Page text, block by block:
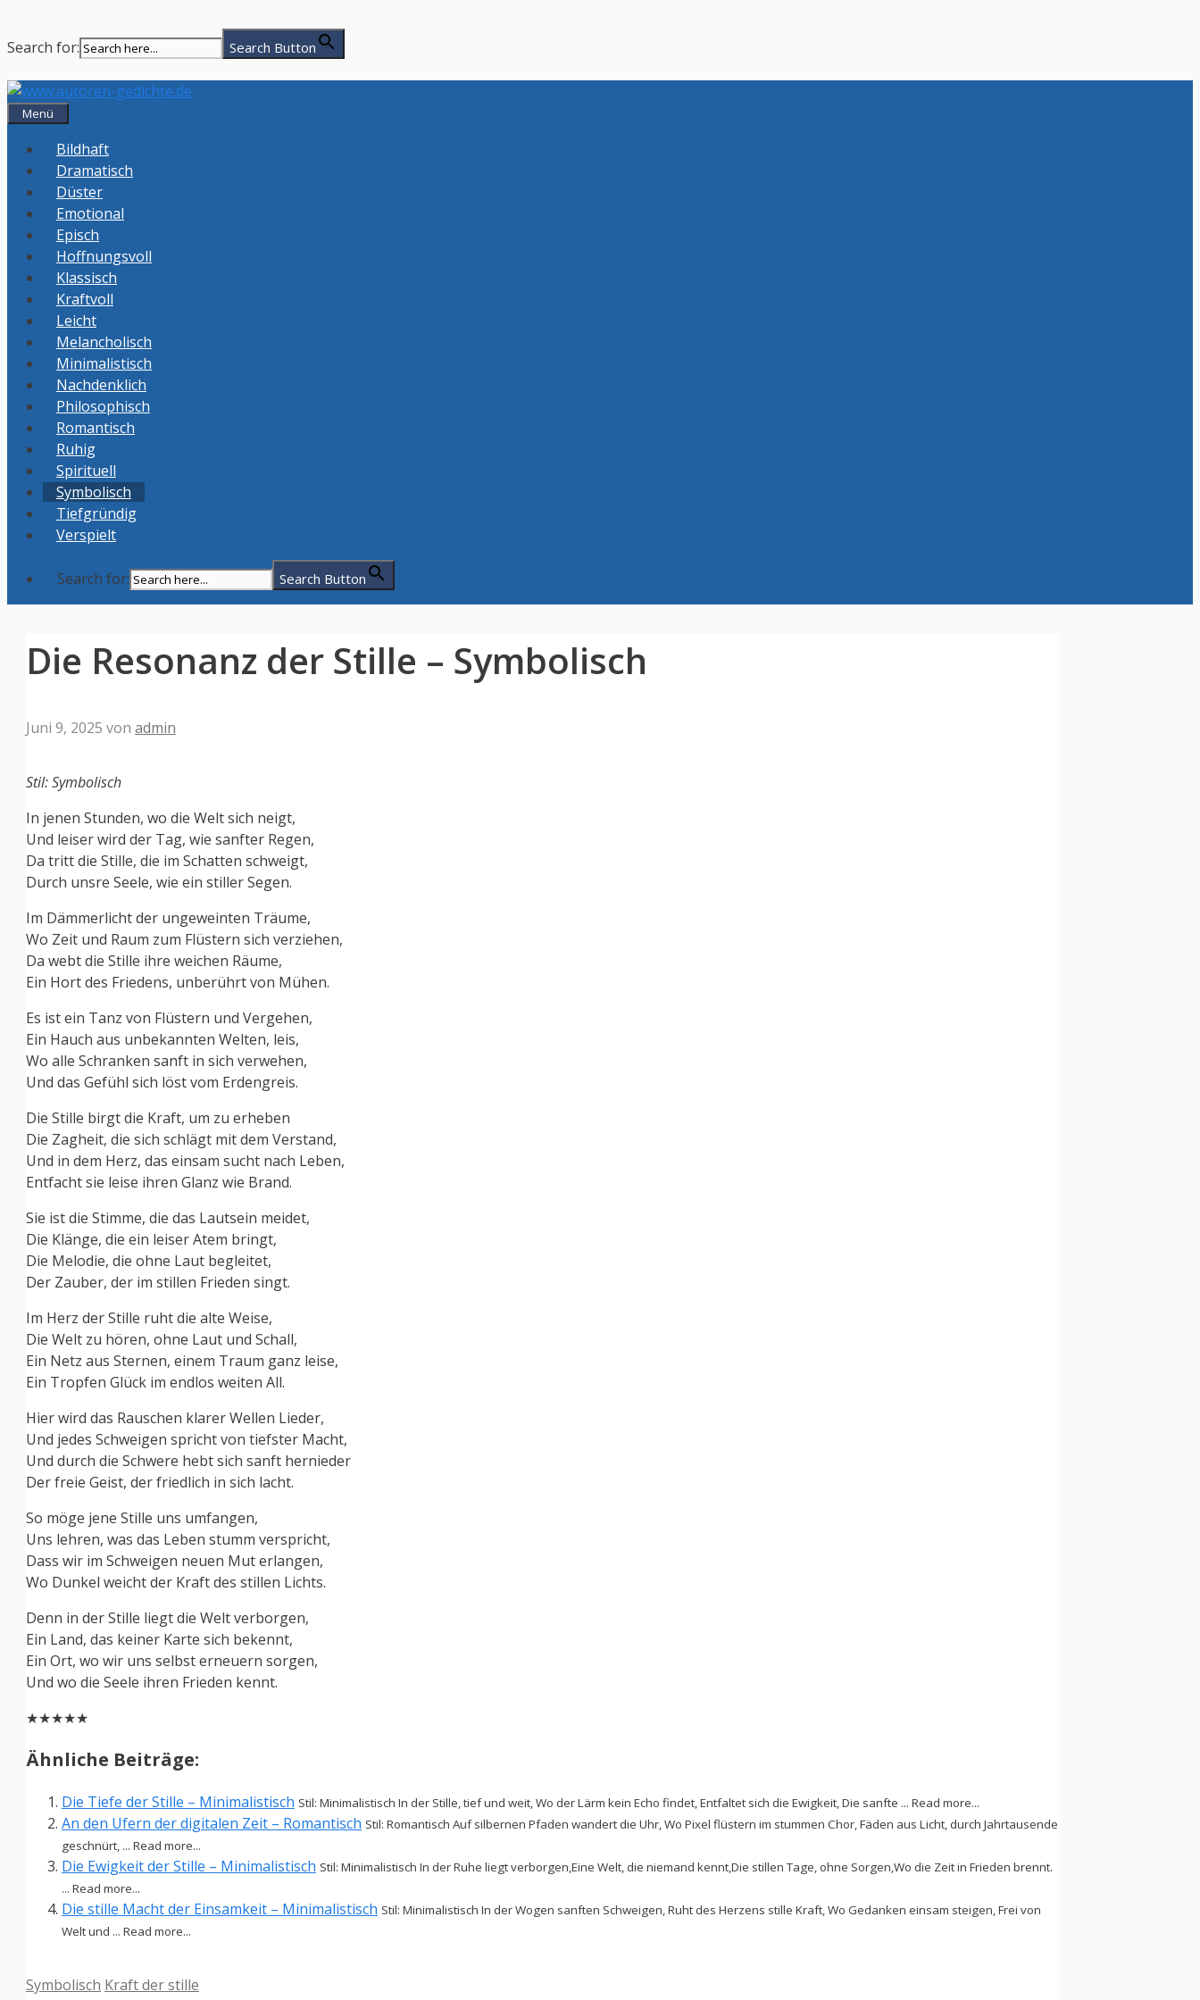
Search for: Search Button
Zum
Inhalt
Menü
Bildhaft
Dramatisch
Düster
Emotional
Episch
Hoffnungsvoll
Klassisch
Kraftvoll
Leicht
Melancholisch
Minimalistisch
Nachdenklich
Philosophisch
Romantisch
Ruhig
Spirituell
Symbolisch
Tiefgründig
Verspielt
Search for: Search Button
Die Resonanz der Stille – Symbolisch
Juni 9, 2025 von admin
Stil: Symbolisch
In jenen Stunden, wo die Welt sich neigt,
Und leiser wird der Tag, wie sanfter Regen,
Da tritt die Stille, die im Schatten schweigt,
Durch unsre Seele, wie ein stiller Segen.
Im Dämmerlicht der ungeweinten Träume,
Wo Zeit und Raum zum Flüstern sich verziehen,
Da webt die Stille ihre weichen Räume,
Ein Hort des Friedens, unberührt von Mühen.
Es ist ein Tanz von Flüstern und Vergehen,
Ein Hauch aus unbekannten Welten, leis,
Wo alle Schranken sanft in sich verwehen,
Und das Gefühl sich löst vom Erdengreis.
Die Stille birgt die Kraft, um zu erheben
Die Zagheit, die sich schlägt mit dem Verstand,
Und in dem Herz, das einsam sucht nach Leben,
Entfacht sie leise ihren Glanz wie Brand.
Sie ist die Stimme, die das Lautsein meidet,
Die Klänge, die ein leiser Atem bringt,
Die Melodie, die ohne Laut begleitet,
Der Zauber, der im stillen Frieden singt.
Im Herz der Stille ruht die alte Weise,
Die Welt zu hören, ohne Laut und Schall,
Ein Netz aus Sternen, einem Traum ganz leise,
Ein Tropfen Glück im endlos weiten All.
Hier wird das Rauschen klarer Wellen Lieder,
Und jedes Schweigen spricht von tiefster Macht,
Und durch die Schwere hebt sich sanft hernieder
Der freie Geist, der friedlich in sich lacht.
So möge jene Stille uns umfangen,
Uns lehren, was das Leben stumm verspricht,
Dass wir im Schweigen neuen Mut erlangen,
Wo Dunkel weicht der Kraft des stillen Lichts.
Denn in der Stille liegt die Welt verborgen,
Ein Land, das keiner Karte sich bekennt,
Ein Ort, wo wir uns selbst erneuern sorgen,
Und wo die Seele ihren Frieden kennt.
★★★★★
Ähnliche Beiträge:
Die Tiefe der Stille – Minimalistisch Stil: Minimalistisch In der Stille, tief und weit, Wo der Lärm kein Echo findet, Entfaltet sich die Ewigkeit, Die sanfte ... Read more...
An den Ufern der digitalen Zeit – Romantisch Stil: Romantisch Auf silbernen Pfaden wandert die Uhr, Wo Pixel flüstern im stummen Chor, Fäden aus Licht, durch Jahrtausende
geschnürt, ... Read more...
Die Ewigkeit der Stille – Minimalistisch Stil: Minimalistisch In der Ruhe liegt verborgen,Eine Welt, die niemand kennt,Die stillen Tage, ohne Sorgen,Wo die Zeit in Frieden brennt.
... Read more...
Die stille Macht der Einsamkeit – Minimalistisch Stil: Minimalistisch In der Wogen sanften Schweigen, Ruht des Herzens stille Kraft, Wo Gedanken einsam steigen, Frei von
Welt und ... Read more...
Kategorien
Symbolisch Schlagwörter
Kraft der stille